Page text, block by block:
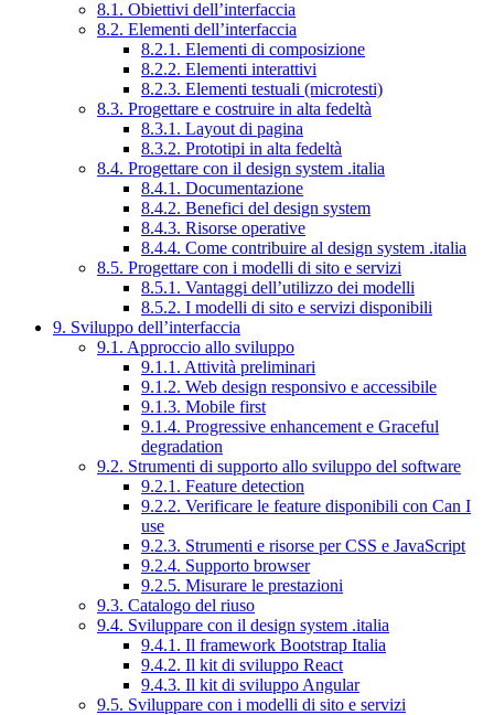
8.1. Obiettivi dell’interfaccia
8.2. Elementi dell’interfaccia
8.2.1. Elementi di composizione
8.2.2. Elementi interattivi
8.2.3. Elementi testuali (microtesti)
8.3. Progettare e costruire in alta fedeltà
8.3.1. Layout di pagina
8.3.2. Prototipi in alta fedeltà
8.4. Progettare con il design system .italia
8.4.1. Documentazione
8.4.2. Benefici del design system
8.4.3. Risorse operative
8.4.4. Come contribuire al design system .italia
8.5. Progettare con i modelli di sito e servizi
8.5.1. Vantaggi dell’utilizzo dei modelli
8.5.2. I modelli di sito e servizi disponibili
9. Sviluppo dell’interfaccia
9.1. Approccio allo sviluppo
9.1.1. Attività preliminari
9.1.2. Web design responsivo e accessibile
9.1.3. Mobile first
9.1.4. Progressive enhancement e Graceful
degradation
9.2. Strumenti di supporto allo sviluppo del software
9.2.1. Feature detection
9.2.2. Verificare le feature disponibili con Can I
use
9.2.3. Strumenti e risorse per CSS e JavaScript
9.2.4. Supporto browser
9.2.5. Misurare le prestazioni
9.3. Catalogo del riuso
9.4. Sviluppare con il design system .italia
9.4.1. Il framework Bootstrap Italia
9.4.2. Il kit di sviluppo React
9.4.3. Il kit di sviluppo Angular
9.5. Sviluppare con i modelli di sito e servizi